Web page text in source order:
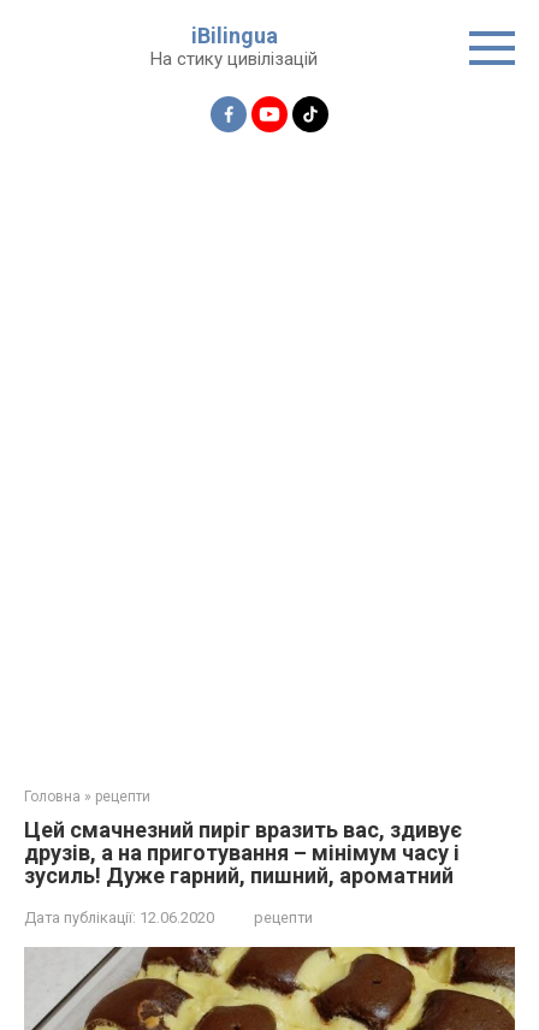
iBilingua
На стику цивілізацій
Головна » рецепти
Цей смачнезний пиріг вразить вас, здивує
друзів, а на приготування – мінімум часу і
зусиль! Дуже гарний, пишний, ароматний
Дата публікації: 12.06.2020 рецепти